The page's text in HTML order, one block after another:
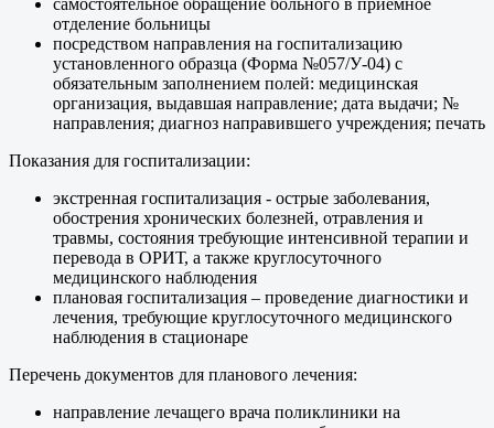
самостоятельное обращение больного в приемное
отделение больницы
посредством направления на госпитализацию
установленного образца (Форма №057/У-04) с
обязательным заполнением полей: медицинская
организация, выдавшая направление; дата выдачи; №
направления; диагноз направившего учреждения; печать
Показания для госпитализации:
экстренная госпитализация - острые заболевания,
обострения хронических болезней, отравления и
травмы, состояния требующие интенсивной терапии и
перевода в ОРИТ, а также круглосуточного
медицинского наблюдения
плановая госпитализация – проведение диагностики и
лечения, требующие круглосуточного медицинского
наблюдения в стационаре
Перечень документов для планового лечения:
направление лечащего врача поликлиники на